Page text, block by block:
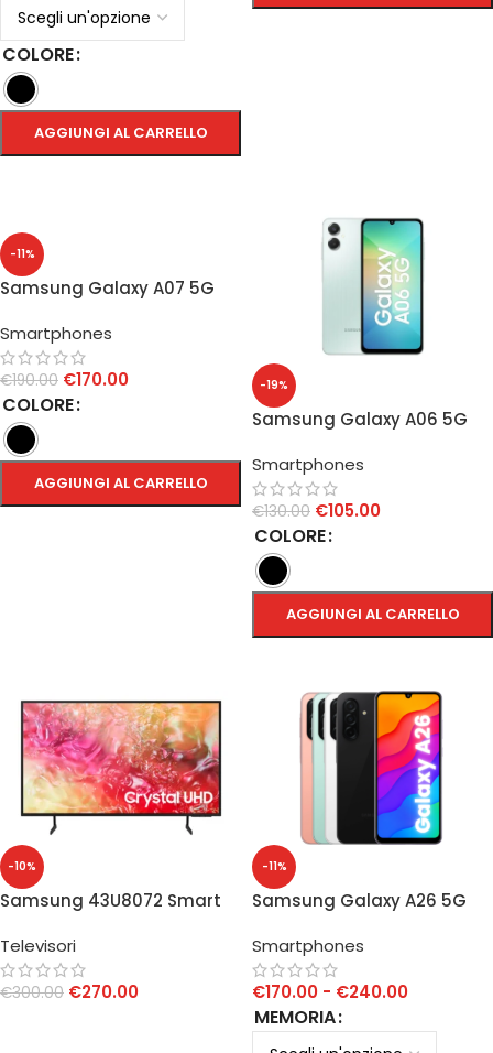
COLORE
AGGIUNGI AL CARRELLO
-11%
Samsung Galaxy A07 5G
Smartphones
€190.00 €170.00
COLORE
AGGIUNGI AL CARRELLO
-19%
Samsung Galaxy A06 5G
Smartphones
€130.00 €105.00
COLORE
AGGIUNGI AL CARRELLO
-10%
Samsung 43U8072 Smart
Televisori
€300.00 €270.00
-11%
Samsung Galaxy A26 5G
Smartphones
€170.00 - €240.00
MEMORIA